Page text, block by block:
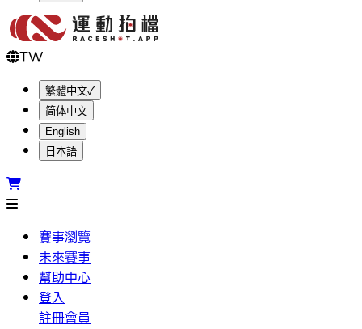
TW
繁體中文✓
简体中文
English
日本語
賽事瀏覽
未來賽事
幫助中心
登入
註冊會員